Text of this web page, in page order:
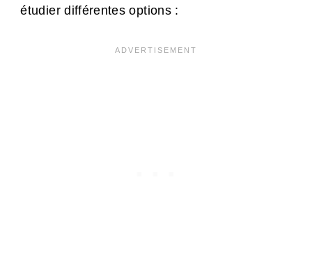
étudier différentes options :